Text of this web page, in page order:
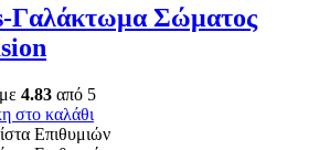
Γαλάκτωμα Σώματος
4.83 από 5
στο καλάθι
Επιθυμιών